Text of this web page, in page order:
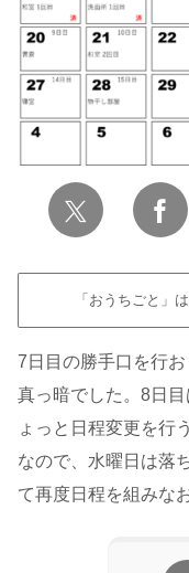
「おうちごと」
7日目の勝手口を行
真っ暗でした。8日
ょっと日程変更を行
なので、水曜日は落
て再度日程を組みな